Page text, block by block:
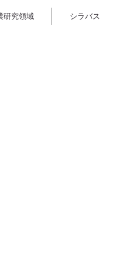
研究領域 シラバス